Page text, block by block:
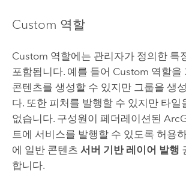
Custom 역할
Custom 역할에는 관리자가 정의한 특
포함됩니다. 예를 들어 Custom 역할을
콘텐츠를 생성할 수 있지만 그룹을 생
다. 또한 피처를 발행할 수 있지만 타일
없습니다. 구성원이 페더레이션된
트에 서비스를 발행할 수 있도록 허용
에 일반 콘텐츠 서버 기반 레이어 발행
합니다.